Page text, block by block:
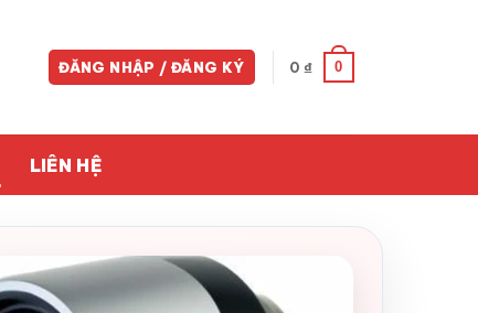
ĐĂNG NHẬP / ĐĂNG KÝ 0 ₫ 0
LIÊN HỆ